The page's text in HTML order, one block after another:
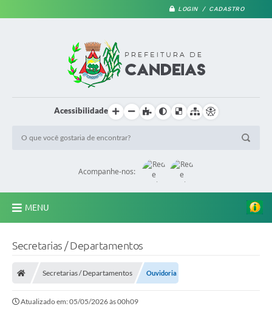
LOGIN / CADASTRO
Acessibilidade
Acompanhe-nos:
MENU
Secretarias / Departamentos
Secretarias / Departamentos Ouvidoria
Atualizado em: 05/05/2026 às 00h09